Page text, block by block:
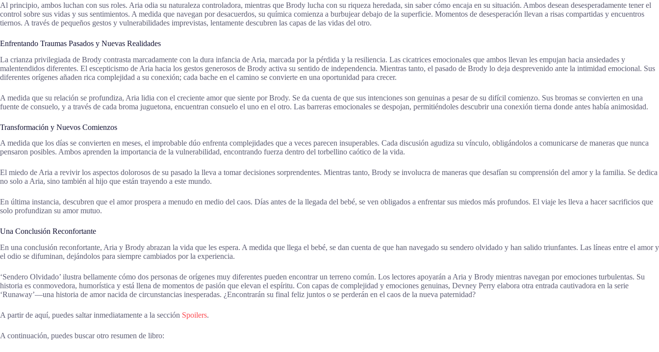
Al principio, ambos luchan con sus roles. Aria odia su naturaleza controladora, mientras que Brody lucha con su riqueza heredada, sin saber cómo encaja en su situación. Ambos desean desesperadamente tener el
control sobre sus vidas y sus sentimientos. A medida que navegan por desacuerdos, su química comienza a burbujear debajo de la superficie. Momentos de desesperación llevan a risas compartidas y encuentros
tiernos. A través de pequeños gestos y vulnerabilidades imprevistas, lentamente descubren las capas de las vidas del otro.
Enfrentando Traumas Pasados y Nuevas Realidades
La crianza privilegiada de Brody contrasta marcadamente con la dura infancia de Aria, marcada por la pérdida y la resiliencia. Las cicatrices emocionales que ambos llevan les empujan hacia ansiedades y
malentendidos diferentes. El escepticismo de Aria hacia los gestos generosos de Brody activa su sentido de independencia. Mientras tanto, el pasado de Brody lo deja desprevenido ante la intimidad emocional. Sus
diferentes orígenes añaden rica complejidad a su conexión; cada bache en el camino se convierte en una oportunidad para crecer.
A medida que su relación se profundiza, Aria lidia con el creciente amor que siente por Brody. Se da cuenta de que sus intenciones son genuinas a pesar de su difícil comienzo. Sus bromas se convierten en una
fuente de consuelo, y a través de cada broma juguetona, encuentran consuelo el uno en el otro. Las barreras emocionales se despojan, permitiéndoles descubrir una conexión tierna donde antes había animosidad.
Transformación y Nuevos Comienzos
A medida que los días se convierten en meses, el improbable dúo enfrenta complejidades que a veces parecen insuperables. Cada discusión agudiza su vínculo, obligándolos a comunicarse de maneras que nunca
pensaron posibles. Ambos aprenden la importancia de la vulnerabilidad, encontrando fuerza dentro del torbellino caótico de la vida.
El miedo de Aria a revivir los aspectos dolorosos de su pasado la lleva a tomar decisiones sorprendentes. Mientras tanto, Brody se involucra de maneras que desafían su comprensión del amor y la familia. Se dedica
no solo a Aria, sino también al hijo que están trayendo a este mundo.
En última instancia, descubren que el amor prospera a menudo en medio del caos. Días antes de la llegada del bebé, se ven obligados a enfrentar sus miedos más profundos. El viaje les lleva a hacer sacrificios que
solo profundizan su amor mutuo.
Una Conclusión Reconfortante
En una conclusión reconfortante, Aria y Brody abrazan la vida que les espera. A medida que llega el bebé, se dan cuenta de que han navegado su sendero olvidado y han salido triunfantes. Las líneas entre el amor y
el odio se difuminan, dejándolos para siempre cambiados por la experiencia.
‘Sendero Olvidado’ ilustra bellamente cómo dos personas de orígenes muy diferentes pueden encontrar un terreno común. Los lectores apoyarán a Aria y Brody mientras navegan por emociones turbulentas. Su
historia es conmovedora, humorística y está llena de momentos de pasión que elevan el espíritu. Con capas de complejidad y emociones genuinas, Devney Perry elabora otra entrada cautivadora en la serie
‘Runaway’—una historia de amor nacida de circunstancias inesperadas. ¿Encontrarán su final feliz juntos o se perderán en el caos de la nueva paternidad?
A partir de aquí, puedes saltar inmediatamente a la sección Spoilers.
A continuación, puedes buscar otro resumen de libro: